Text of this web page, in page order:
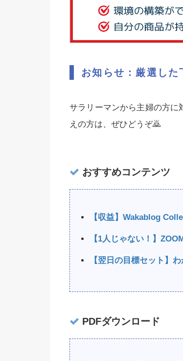
お知らせ：厳選し
サラリーマンから主婦の方に
えの方は、ぜひどうぞ🙇‍
おすすめコンテンツ
【収益】Wakablog
【1人じゃない！】
【翌日の目標セット】
PDFダウンロード